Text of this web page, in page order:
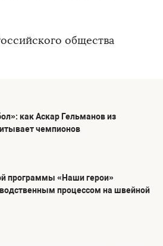
общества
как Аскар Гельманов из
чемпионов
программы «Наши герои»
процессом на швейной